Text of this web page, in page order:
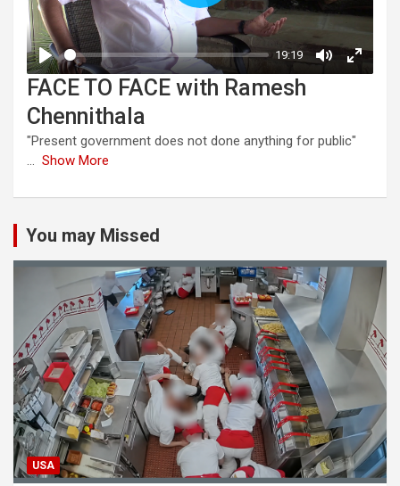
FACE TO FACE with Ramesh
Chennithala
"Present government does not done anything for public"
... Show More
You may Missed
USA